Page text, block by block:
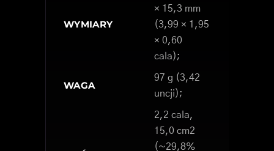
WYMIARY
× 15,3 mm
(3,99 × 1,95
× 0,60
cala);
WAGA
97 g (3,42
uncji);
2,2 cala,
15,0 cm2
(~29,8%